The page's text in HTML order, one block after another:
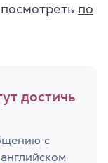
по
достичь
с